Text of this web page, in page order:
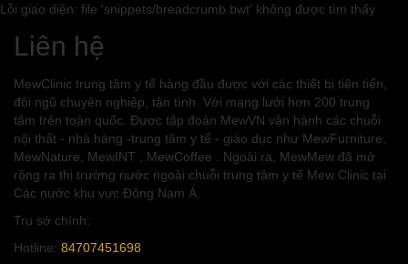
Lỗi giao diện: file 'snippets/breadcrumb.bwt' không được tìm thấy
Liên hệ
MewClinic trung tâm y tế hàng đầu được với các thiết bị tiên tiến,
đội ngũ chuyên nghiệp, tận tình. Với mạng lưới hơn 200 trung
tâm trên toàn quốc. Được tập đoàn MewVN vận hành các chuỗi
nội thất - nhà hàng -trung tâm y tế - giáo dục như MewFurniture,
MewNature, MewINT , MewCoffee . Ngoài ra, MewMew đã mở
rộng ra thị trường nước ngoài chuỗi trung tâm y tế Mew Clinic tại
Các nước khu vực Đông Nam Á.
Trụ sở chính:
Hotline: 84707451698